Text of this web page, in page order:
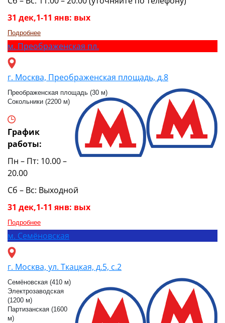
31 дек,1-11 янв: вых
Подробнее
м. Преображенская пл.
г. Москва, Преображенская площадь, д.8
Преображенская площадь (30 м)
Сокольники (2200 м)
График
работы:
Пн – Пт: 10.00 –
20.00
Сб – Вс: Выходной
31 дек,1-11 янв: вых
Подробнее
м. Семёновская
г. Москва, ул. Ткацкая, д.5, с.2
Семёновская (410 м)
Электрозаводская
(1200 м)
Партизанская (1600
м)